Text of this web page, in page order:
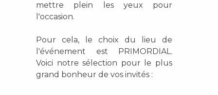
mettre plein les yeux pour
l'occasion.
Pour cela, le choix du lieu de
l'événement est PRIMORDIAL.
Voici notre sélection pour le plus
grand bonheur de vos invités :